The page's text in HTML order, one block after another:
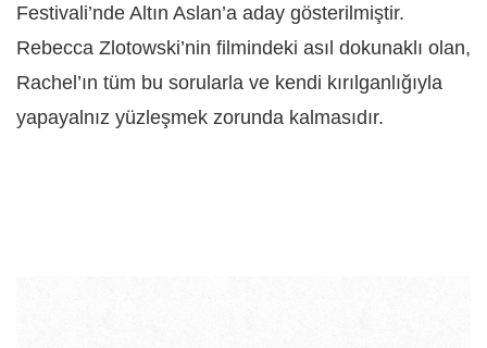
Festivali’nde Altın Aslan’a aday gösterilmiştir.
Rebecca Zlotowski’nin filmindeki asıl dokunaklı olan,
Rachel’ın tüm bu sorularla ve kendi kırılganlığıyla
yapayalnız yüzleşmek zorunda kalmasıdır.